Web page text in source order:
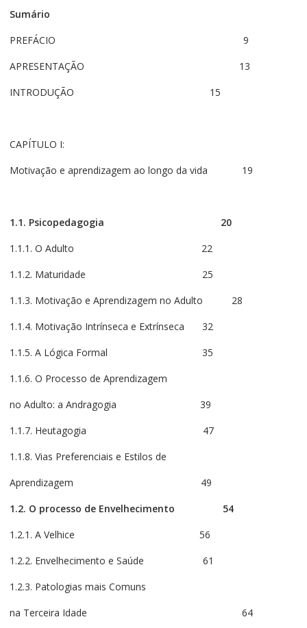
Sumário
PREFÁCIO 9
APRESENTAÇÃO 13
INTRODUÇÃO 15
CAPÍTULO I:
Motivação e aprendizagem ao longo da vida 19
1.1. Psicopedagogia
20
1.1.1. O Adulto 22
1.1.2. Maturidade 25
1.1.3. Motivação e Aprendizagem no Adulto 28
1.1.4. Motivação Intrínseca e Extrínseca 32
1.1.5. A Lógica Formal 35
1.1.6. O Processo de Aprendizagem
no Adulto: a Andragogia 39
1.1.7. Heutagogia 47
1.1.8. Vias Preferenciais e Estilos de
Aprendizagem 49
1.2. O processo de Envelhecimento
54
1.2.1. A Velhice 56
1.2.2. Envelhecimento e Saúde 61
1.2.3. Patologias mais Comuns
na Terceira Idade 64